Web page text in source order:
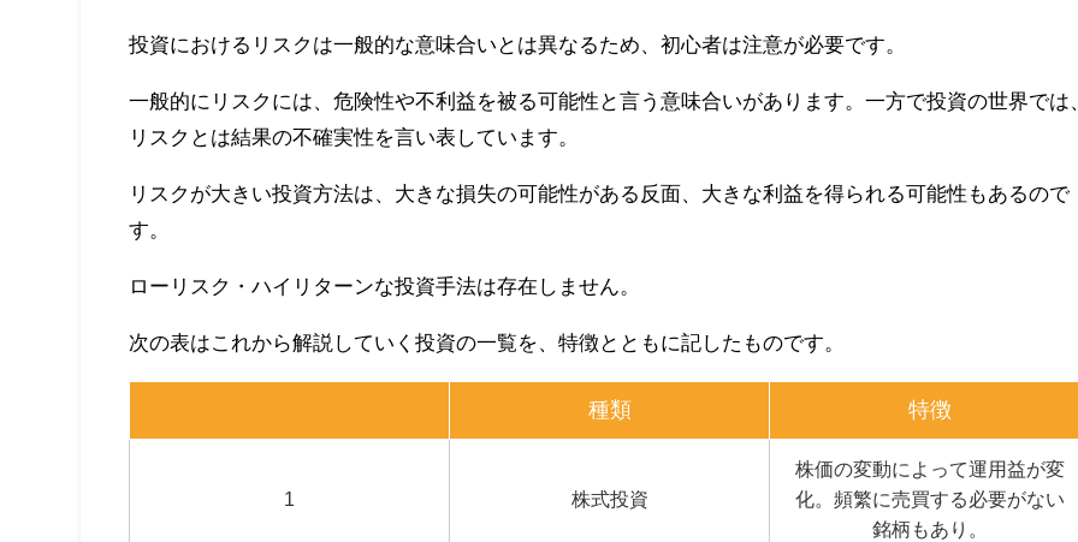
投資におけるリスクは一般的な意味合いとは異なるため、初心者は注意が必要です。
一般的にリスクには、危険性や不利益を被る可能性と言う意味合いがあります。一方で投資の世界では
リスクとは結果の不確実性を言い表しています。
リスクが大きい投資方法は、大きな損失の可能性がある反面、大きな利益を得られる可能性もあるので
す。
ローリスク・ハイリターンな投資手法は存在しません。
次の表はこれから解説していく投資の一覧を、特徴とともに記したものです。
種類 特徴
1 株式投資
株価の変動によって運用益が変
化。頻繁に売買する必要がない
銘柄もあり。